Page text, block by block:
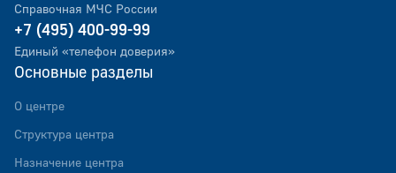
Справочная МЧС России
+7 (495) 400-99-99
Единый «телефон доверия»
Основные разделы
О центре
Структура центра
Назначение центра